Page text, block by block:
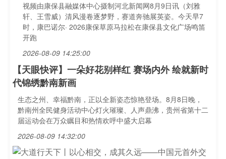
视频由康保县融媒体中心摄制河北新闻网8月9日讯（刘雅
轩、王雪威）清风漫卷逐梦野，赛道奔驰展英姿。今天早7
时，康巴诺尔· 2026康保草原马拉松在康保县文化广场鸣笛
开跑
2026-08-09 14:25:00
【天眼快评】一朵好花别样红 赛场内外 绘就新时
代锦绣黔南新画
生态之州、幸福黔南，正以全新姿态惊艳登场。8月8日晚，
黔南州全民健身活动中心灯火璀璨、人声鼎沸，贵州省第十二
届运动会在万众瞩目和热情欢呼中盛大启幕
2026-08-09 14:32:00